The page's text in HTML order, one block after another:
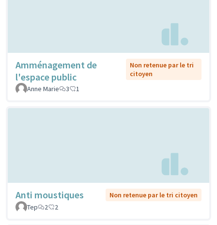
Amménagement de
l'espace public
Non retenue par le tri
citoyen
Anne Marie
3 1
Anti moustiques
Non retenue par le tri citoyen
Tep
2 2